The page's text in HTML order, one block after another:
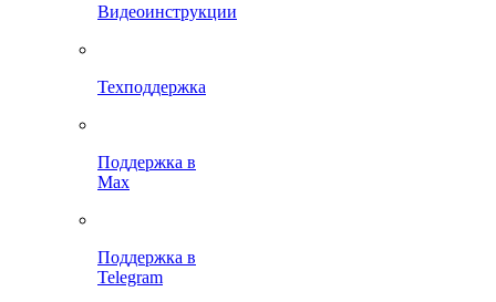
Видеоинструкции
Техподдержка
Поддержка в
Max
Поддержка в
Telegram